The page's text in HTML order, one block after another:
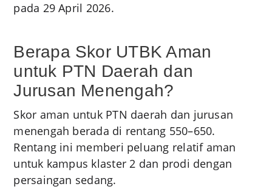
pada 29 April 2026.
Berapa Skor UTBK Aman
untuk PTN Daerah dan
Jurusan Menengah?
Skor aman untuk PTN daerah dan jurusan
menengah berada di rentang 550–650.
Rentang ini memberi peluang relatif aman
untuk kampus klaster 2 dan prodi dengan
persaingan sedang.